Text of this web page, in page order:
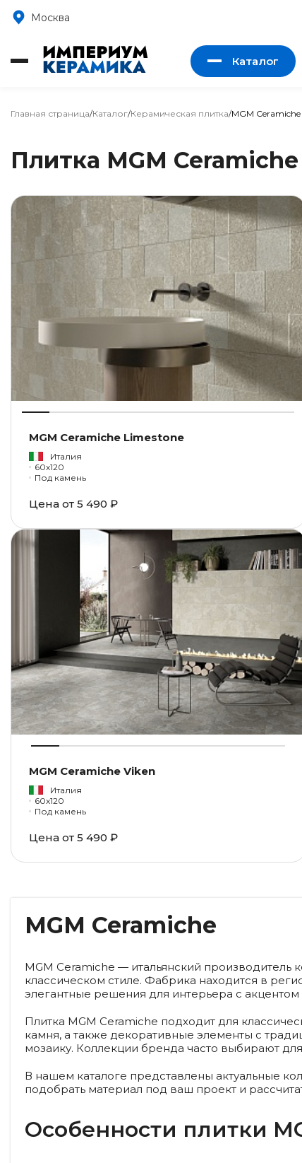
Москва
Каталог
Главная страница/Каталог/Керамическая плитка/MGM Ceramiche
Плитка MGM Ceramiche
MGM Ceramiche Limestone
Италия
60x120
Под камень
Цена от 5 490 ₽
MGM Ceramiche Viken
Италия
60x120
Под камень
Цена от 5 490 ₽
MGM Ceramiche
MGM Ceramiche — итальянский производитель
классическом стиле. Фабрика находится в
элегантные решения для интерьера с
Плитка MGM Ceramiche подходит для
камня, а также декоративные элементы с
мозаику. Коллекции бренда часто выбирают
В нашем каталоге представлены актуальные
подобрать материал под ваш проект и
Особенности плитки